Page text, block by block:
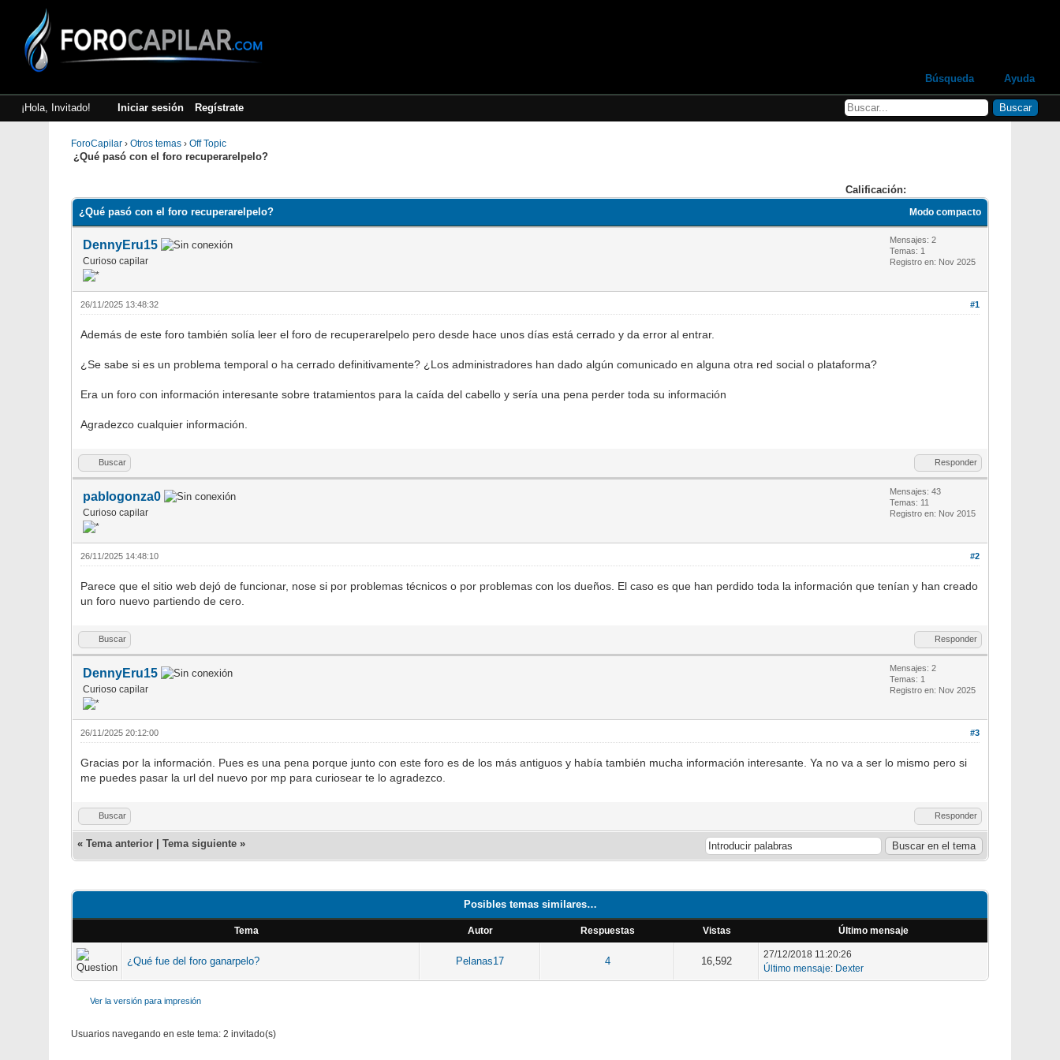
Búsqueda Ayuda
¡Hola, Invitado! Iniciar sesión Regístrate
ForoCapilar › Otros temas › Off Topic
¿Qué pasó con el foro recuperarelpelo?
Calificación:
Modo compacto
¿Qué pasó con el foro recuperarelpelo?
DennyEru15
Curioso capilar
Mensajes: 2
Temas: 1
Registro en: Nov 2025
#1
26/11/2025 13:48:32
Además de este foro también solía leer el foro de recuperarelpelo pero desde hace unos días está cerrado y da error al entrar.
¿Se sabe si es un problema temporal o ha cerrado definitivamente? ¿Los administradores han dado algún comunicado en alguna otra red social o plataforma?
Era un foro con información interesante sobre tratamientos para la caída del cabello y sería una pena perder toda su información
Agradezco cualquier información.
Buscar Responder
pablogonza0
Curioso capilar
Mensajes: 43
Temas: 11
Registro en: Nov 2015
#2
26/11/2025 14:48:10
Parece que el sitio web dejó de funcionar, nose si por problemas técnicos o por problemas con los dueños. El caso es que han perdido toda la información que tenían y han creado
un foro nuevo partiendo de cero.
Buscar Responder
DennyEru15
Curioso capilar
Mensajes: 2
Temas: 1
Registro en: Nov 2025
#3
26/11/2025 20:12:00
Gracias por la información. Pues es una pena porque junto con este foro es de los más antiguos y había también mucha información interesante. Ya no va a ser lo mismo pero si
me puedes pasar la url del nuevo por mp para curiosear te lo agradezco.
Buscar Responder
« Tema anterior Tema siguiente »
Posibles temas similares…
Tema Autor Respuestas Vistas Último mensaje
¿Qué fue del foro ganarpelo? Pelanas17 4 16,592
27/12/2018 11:20:26
Último mensaje: Dexter
Ver la versión para impresión
Usuarios navegando en este tema: 2 invitado(s)